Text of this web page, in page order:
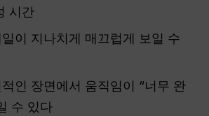
시간
이 지나치게 매끄럽게 보일 수
인 장면에서 움직임이 “너무 완
수 있다